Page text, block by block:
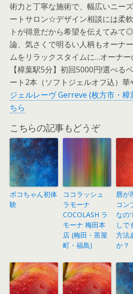
術力と丁寧な施術で、幅広いニー
ートサロン☆デザイン相談には柔
トが得意だから希望を伝えてみて
論、気さくで明るい人柄もオーナ
ムをリラックスタイムに…オーナ
【樟葉駅5分】初回5000円!選べる
ート2本（ソフトジェルオフ込）
ジェルレーヴ Gerreve (枚方市・樟
ちら
こちらの記事もどうぞ
ポコちゃん初体
験
ココラッシュ
ラモーナ
COCOLASH ラ
モーナ 梅田本
店 (梅田・茶屋
町・福島)
唇が
コン
なの
しで
方法
か？